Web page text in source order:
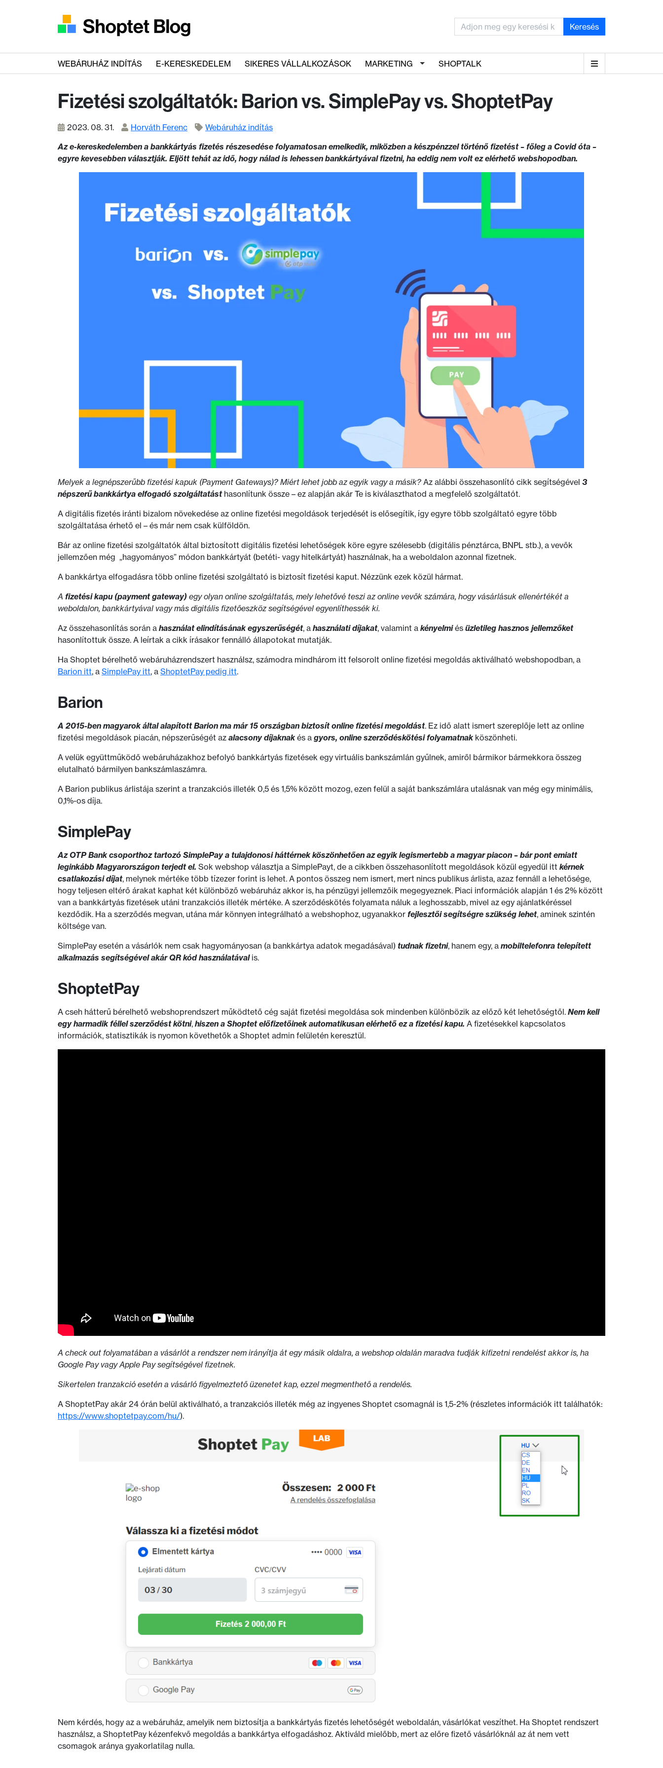
Keresés
WEBÁRUHÁZ INDÍTÁS E-KERESKEDELEM SIKERES VÁLLALKOZÁSOK MARKETING SHOPTALK
Fizetési szolgáltatók: Barion vs. SimplePay vs. ShoptetPay
2023. 08. 31. Horváth Ferenc
Webáruház indítás
Az e-kereskedelemben a bankkártyás fizetés részesedése folyamatosan emelkedik, miközben a készpénzzel történő fizetést – főleg a Covid óta –
egyre kevesebben választják. Eljött tehát az idő, hogy nálad is lehessen bankkártyával fizetni, ha eddig nem volt ez elérhető webshopodban.
Melyek a legnépszerűbb fizetési kapuk (Payment Gateways)? Miért lehet jobb az egyik vagy a másik? Az alábbi összehasonlító cikk segítségével 3
népszerű bankkártya elfogadó szolgáltatásthasonlítunk össze – ez alapján akár Te is kiválaszthatod a megfelelő szolgáltatót.
A digitális fizetés iránti bizalom növekedése az online fizetési megoldások terjedését is elősegítik, így egyre több szolgáltató egyre több
szolgáltatása érhető el – és már nem csak külföldön.
Bár az online fizetési szolgáltatók által biztosított digitális fizetési lehetőségek köre egyre szélesebb (digitális pénztárca, BNPL stb.), a vevők
jellemzően még „hagyományos” módon bankkártyát (betéti- vagy hitelkártyát) használnak, ha a weboldalon azonnal fizetnek.
A bankkártya elfogadásra több online fizetési szolgáltató is biztosít fizetési kaput. Nézzünk ezek közül hármat.
A fizetési kapu (payment gateway) egy olyan online szolgáltatás, mely lehetővé teszi az online vevők számára, hogy vásárlásuk ellenértékét a
weboldalon, bankkártyával vagy más digitális fizetőeszköz segítségével egyenlíthessék ki.
Az összehasonlítás során a használat elindításának egyszerűségét, a használati díjakat, valamint a kényelmiés üzletileg hasznos jellemzőket
hasonlítottuk össze. A leírtak a cikk írásakor fennálló állapotokat mutatják.
Ha Shoptet bérelhető webáruházrendszert használsz, számodra mindhárom itt felsorolt online fizetési megoldás aktiválható webshopodban, a
Barion itt, a SimplePay itt, a ShoptetPay pedig itt.
Barion
A 2015-ben magyarok által alapított Barion ma már 15 országban biztosít online fizetési megoldást. Ez idő alatt ismert szereplője lett az online
fizetési megoldások piacán, népszerűségét az alacsony díjaknakés a gyors, online szerződéskötési folyamatnakköszönheti.
A velük együttműködő webáruházakhoz befolyó bankkártyás fizetések egy virtuális bankszámlán gyűlnek, amiről bármikor bármekkora összeg
elutalható bármilyen bankszámlaszámra.
A Barion publikus árlistája szerint a tranzakciós illeték 0,5 és 1,5% között mozog, ezen felül a saját bankszámlára utalásnak van még egy minimális,
0,1%-os díja.
SimplePay
Az OTP Bank csoporthoz tartozó SimplePay a tulajdonosi háttérnek köszönhetően az egyik legismertebb a magyar piacon – bár pont emiatt
leginkább Magyarországon terjedt el. Sok webshop választja a SimplePayt, de a cikkben összehasonlított megoldások közül egyedül itt kérnek
csatlakozási díjat, melynek mértéke több tízezer forint is lehet. A pontos összeg nem ismert, mert nincs publikus árlista, azaz fennáll a lehetősége,
hogy teljesen eltérő árakat kaphat két különböző webáruház akkor is, ha pénzügyi jellemzőik megegyeznek. Piaci információk alapján 1 és 2% között
van a bankkártyás fizetések utáni tranzakciós illeték mértéke. A szerződéskötés folyamata náluk a leghosszabb, mivel az egy ajánlatkéréssel
kezdődik. Ha a szerződés megvan, utána már könnyen integrálható a webshophoz, ugyanakkor fejlesztői segítségre szükség lehet, aminek szintén
költsége van.
SimplePay esetén a vásárlók nem csak hagyományosan (a bankkártya adatok megadásával) tudnak fizetni, hanem egy, a mobiltelefonra telepített
alkalmazás segítségével akár QR kód használatávalis.
ShoptetPay
A cseh hátterű bérelhető webshoprendszert működtető cég saját fizetési megoldása sok mindenben különbözik az előző két lehetőségtől. Nem kell
egy harmadik féllel szerződést kötni, hiszen a Shoptet előfizetőinek automatikusan elérhető ez a fizetési kapu. A fizetésekkel kapcsolatos
információk, statisztikák is nyomon követhetők a Shoptet admin felületén keresztül.
A check out folyamatában a vásárlót a rendszer nem irányítja át egy másik oldalra, a webshop oldalán maradva tudják kifizetni rendelést akkor is, ha
Google Pay vagy Apple Pay segítségével fizetnek.
Sikertelen tranzakció esetén a vásárló figyelmeztető üzenetet kap, ezzel megmenthető a rendelés.
A ShoptetPay akár 24 órán belül aktiválható, a tranzakciós illeték még az ingyenes Shoptet csomagnál is 1,5-2% (részletes információk itt találhatók:
https://www.shoptetpay.com/hu/).
Nem kérdés, hogy az a webáruház, amelyik nem biztosítja a bankkártyás fizetés lehetőségét weboldalán, vásárlókat veszíthet. Ha Shoptet rendszert
használsz, a ShoptetPay kézenfekvő megoldás a bankkártya elfogadáshoz. Aktiváld mielőbb, mert az előre fizető vásárlóknál az át nem vett
csomagok aránya gyakorlatilag nulla.